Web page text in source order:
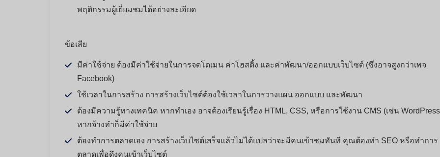
พฤติกรรมผู้เยี่ยมชมได้อย่างละเอียด
ข้อเสีย
มีค่าใช้จ่าย ต้องมีค่าใช้จ่ายในการจดโดเมน ค่าโฮสติ้ง และค่าพัฒนา/ออกแบบเว็บไซต์ (ซึ่งอาจสูงกว่าเพจ
Facebook)
ใช้เวลาในการสร้าง การสร้างเว็บไซต์ต้องใช้เวลาในการวางแผน ออกแบบ และพัฒนา
ต้องมีความรู้ทางเทคนิค หากทำเอง อาจต้องเรียนรู้เรื่อง HTML, CSS, หรือการใช้งาน CMS (เช่น
หากจ้างทำก็มีค่าใช้จ่าย
ต้องทำการตลาดเอง การสร้างเว็บไซต์เสร็จแล้วไม่ได้แปลว่าจะมีคนเข้าชมทันที คุณต้องทำ SEO หรือทำการ
ตลาดเพื่อดึงคนเข้าเว็บไซต์